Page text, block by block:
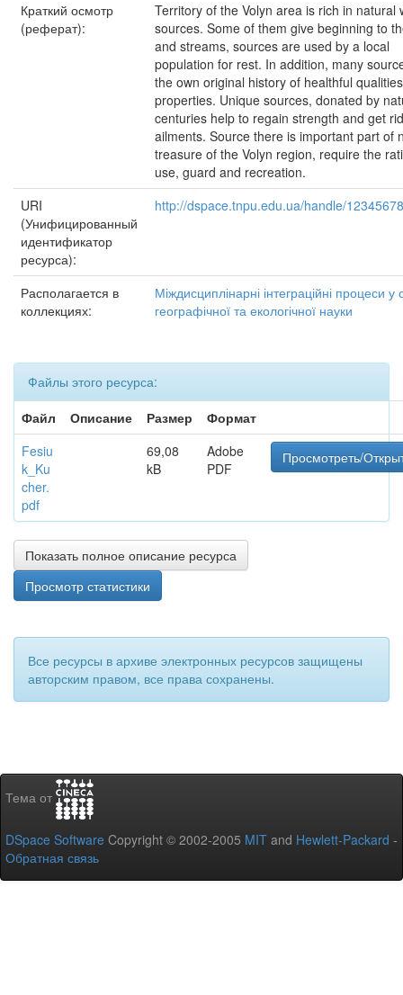
Краткий осмотр
(реферат):
Territory of the Volyn area is rich in natural
sources. Some of them give beginning to
and streams, sources are used by a local
population for rest. In addition, many
the own original history of healthful
properties. Unique sources, donated by
centuries help to regain strength and get
ailments. Source there is important part of
treasure of the Volyn region, require the
use, guard and recreation.
URI
(Унифицированный
идентификатор
ресурса):
http://dspace.tnpu.edu.ua/handle/
Располагается в
коллекциях:
Міждисциплінарні інтеграційні процеси у
географічної та екологічної науки
Файлы этого ресурса:
Файл
Описание Размер
Формат
Fesiu
k_Ku
cher.
pdf
69,08
kB
Adobe
PDF
Просмотреть/
Показать полное описание ресурса
Просмотр статистики
Все ресурсы в архиве электронных ресурсов защищены
авторским правом, все права сохранены.
Тема от
DSpace Software Copyright © 2002-2005 MIT and Hewlett-Packard -
Обратная связь